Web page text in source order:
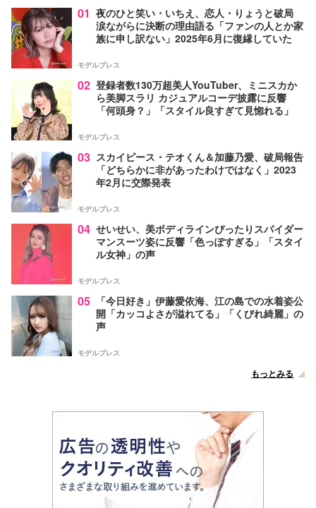
01 夜のひと笑い・いちえ、恋人・りょうと破局
涙ながらに決断の理由語る「ファンの人とか家
族に申し訳ない」2025年6月に復縁していた
モデルプレス
02 登録者数130万超美人YouTuber、ミニスカか
ら美脚スラリ カジュアルコーデ披露に反響
「何頭身？」「スタイル良すぎて見惚れる」
モデルプレス
03 スカイピース・テオくん＆加藤乃愛、破局報告
「どちらかに非があったわけではなく」2023
年2月に交際発表
モデルプレス
04 せいせい、美ボディラインぴったりスパイダー
マンスーツ姿に反響「色っぽすぎる」「スタイ
ル女神」の声
モデルプレス
05
「今日好き」伊藤愛依海、江の島での水着姿公
開「カッコよさが溢れてる」「くびれ綺麗」の
声
モデルプレス
もっとみる